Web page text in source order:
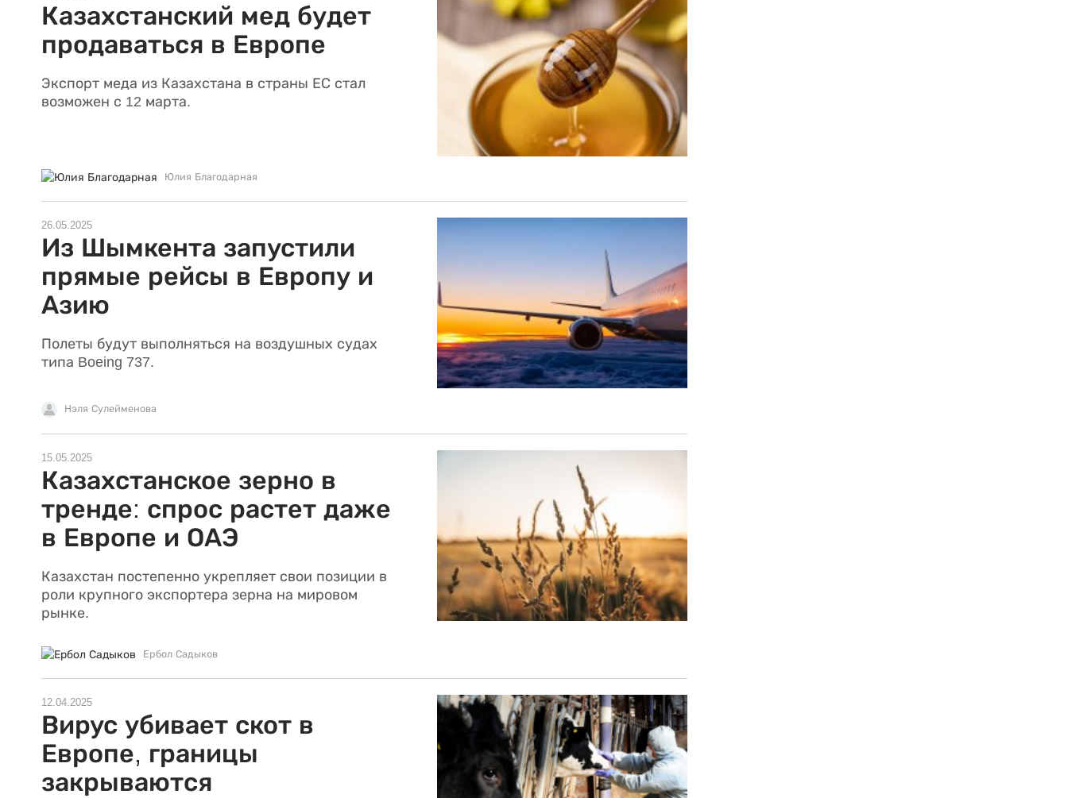
Казахстанский мед будет
продаваться в Европе
Экспорт меда из Казахстана в страны ЕС стал
возможен с 12 марта.
Юлия Благодарная
26.05.2025
Из Шымкента запустили
прямые рейсы в Европу и
Азию
Полеты будут выполняться на воздушных судах
типа Boeing 737.
Нэля Сулейменова
15.05.2025
Казахстанское зерно в
тренде: спрос растет даже
в Европе и ОАЭ
Казахстан постепенно укрепляет свои позиции в
роли крупного экспортера зерна на мировом
рынке.
Ербол Садыков
12.04.2025
Вирус убивает скот в
Европе, границы
закрываются